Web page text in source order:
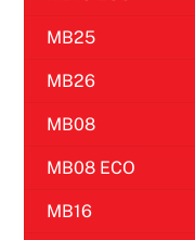
MB25
MB26
MB08
MB08 ECO
MB16